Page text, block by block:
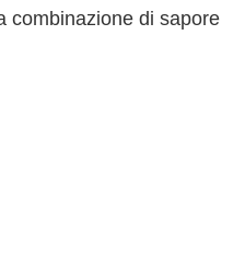
combinazione di sapore